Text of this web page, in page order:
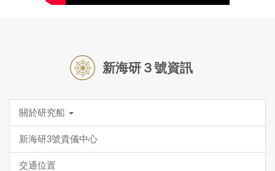
新海研３號資訊
關於研究船
新海研3號貴儀中心
交通位置